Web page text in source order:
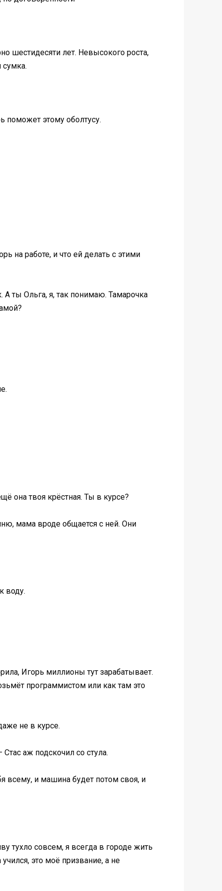
шестидесяти лет. Невысокого роста,
сумка.
поможет этому оболтусу.
на работе, и что ей делать с этими
А ты Ольга, я, так понимаю. Тамарочка
она твоя крёстная. Ты в курсе?
мама вроде общается с ней. Они
воду.
Игорь миллионы тут зарабатывает.
программистом или как там это
не в курсе.
аж подскочил со стула.
всему, и машина будет потом своя, и
тухло совсем, я всегда в городе жить
это моё призвание, а не